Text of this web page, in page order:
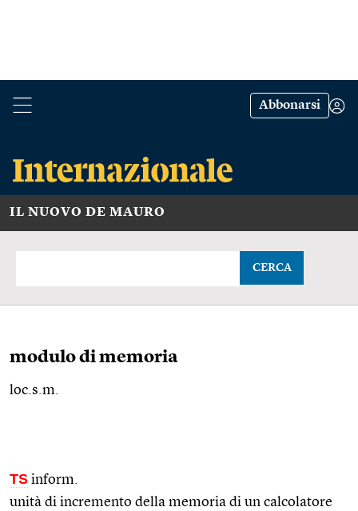
Abbonarsi
IL NUOVO DE MAURO
CERCA
modulo di memoria
loc.s.m.
TS inform.
unità di incremento della memoria di un calcolatore